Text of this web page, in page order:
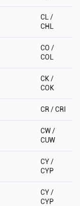
CL /
CHL
CO /
COL
CK /
COK
CR / CRI
CW /
CUW
CY /
CYP
CY /
CYP